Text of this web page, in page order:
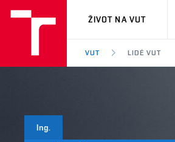
VUT
ŽIVOT NA VUT
VUT LIDÉ VUT
Ing.